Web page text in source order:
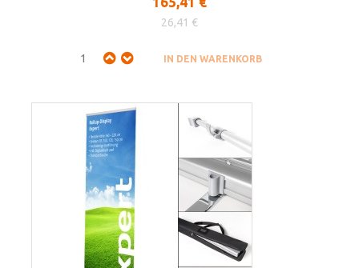
26,41 €